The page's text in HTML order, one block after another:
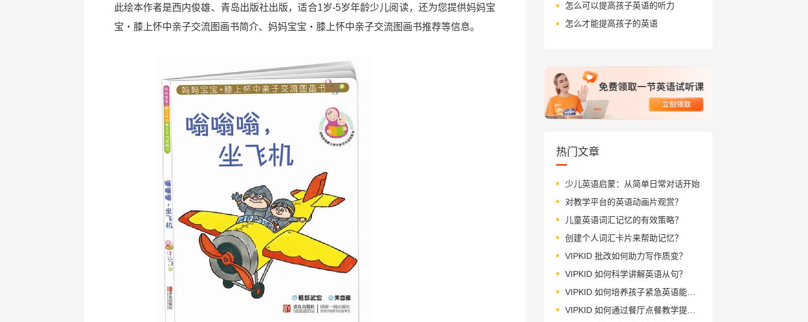
此绘本作者是西内俊雄、青岛出版社出版，适合1岁-5岁年龄少儿阅读，还为您提供妈妈宝
宝・膝上怀中亲子交流图画书简介、妈妈宝宝・膝上怀中亲子交流图画书推荐等信息。
怎么可以提高孩子英语的听力
怎么才能提高孩子的英语
热门文章
少儿英语启蒙：从简单日常对话开始
对教学平台的英语动画片观赏？
儿童英语词汇记忆的有效策略？
创建个人词汇卡片来帮助记忆？
VIPKID 批改如何助力写作质变？
VIPKID 如何科学讲解英语从句？
VIPKID 如何培养孩子紧急英语能力？
VIPKID 如何通过餐厅点餐教学提升少儿英语应用能力？